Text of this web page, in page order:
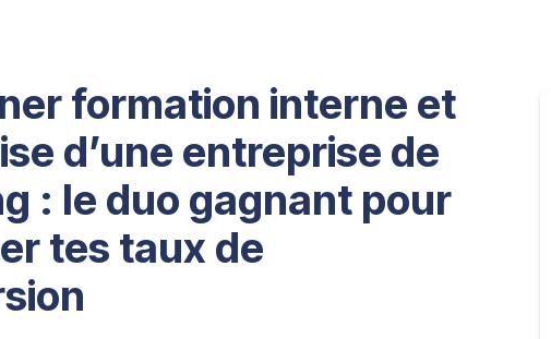
formation interne et
d’une entreprise de
: le duo gagnant pour
tes taux de